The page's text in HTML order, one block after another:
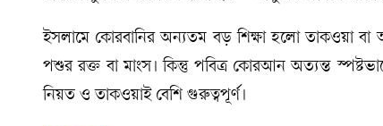
ইসলামে কোরবানির অন্যতম বড় শিক্ষা হলো তাকওয়া
পশুর রক্ত বা মাংস। কিন্তু পবিত্র কোরআন অত্যন্ত
নিয়ত ও তাকওয়াই বেশি গুরুত্বপূর্ণ।